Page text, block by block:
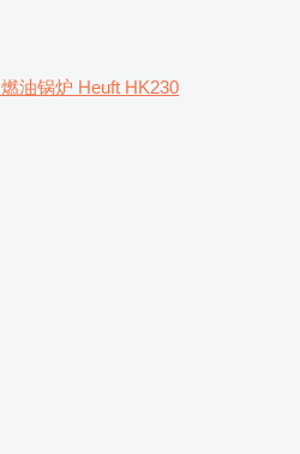
燃油锅炉 Heuft HK230